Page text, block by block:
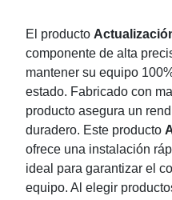
El producto
componente de alta
mantener su equipo
estado. Fabricado con
producto asegura un
duradero. Este producto
ofrece una instalación
ideal para garantizar el
equipo. Al elegir